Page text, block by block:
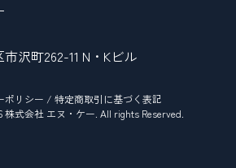
沢町262-11 N・Kビル
ポリシー / 特定商取引に基づく表記
株式会社 エヌ・ケー. All rights Reserved.